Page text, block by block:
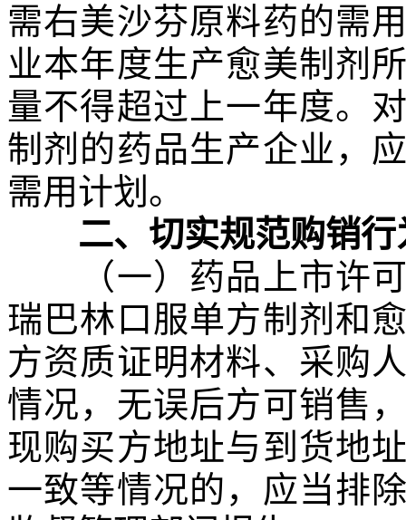
需右美沙芬原料药的需
业本年度生产愈美制剂
量不得超过上一年度。
制剂的药品生产企业，
需用计划。
二、切实规范购销行
（一）药品上市许可
瑞巴林口服单方制剂和
方资质证明材料、采购
情况，无误后方可销售
现购买方地址与到货地
一致等情况的，应当排